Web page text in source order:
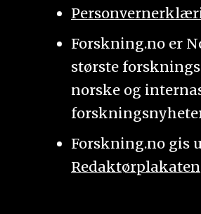
Forskning.no er
største
norske og
Forskning.no gis
Redaktørplakaten